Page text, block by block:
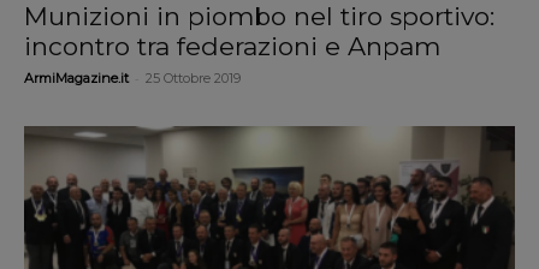
Munizioni in piombo nel tiro sportivo:
incontro tra federazioni e Anpam
ArmiMagazine.it 25 Ottobre 2019